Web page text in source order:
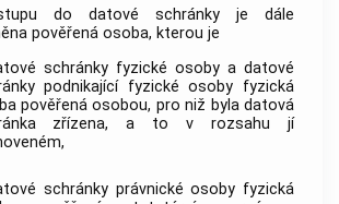
do datové schránky je dále
pověřená osoba, kterou je
schránky fyzické osoby a datové
podnikající fyzické osoby fyzická
pověřená osobou, pro niž byla datová
zřízena, a to v rozsahu jí
schránky právnické osoby fyzická